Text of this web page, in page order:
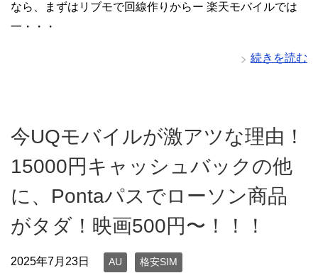
なら、まずはリブモで回線作りからー 楽天モバイルでは
一・・・
続きを読む
今UQモバイルが激アツな理由！
15000円キャッシュバックの他
に、Pontaパスでローソン商品
がタダ！映画500円〜！！！
2025年7月23日 AU 格安SIM